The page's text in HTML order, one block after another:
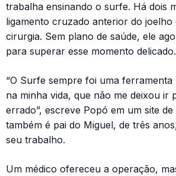
trabalha ensinando o surfe. Há dois
ligamento cruzado anterior do joelho
cirurgia. Sem plano de saúde, ele
para superar esse momento delicado.
“O Surfe sempre foi uma
na minha vida, que não me deixou ir
errado”, escreve Popó em um site de
também é pai do Miguel, de três
seu trabalho.
Um médico ofereceu a operação,